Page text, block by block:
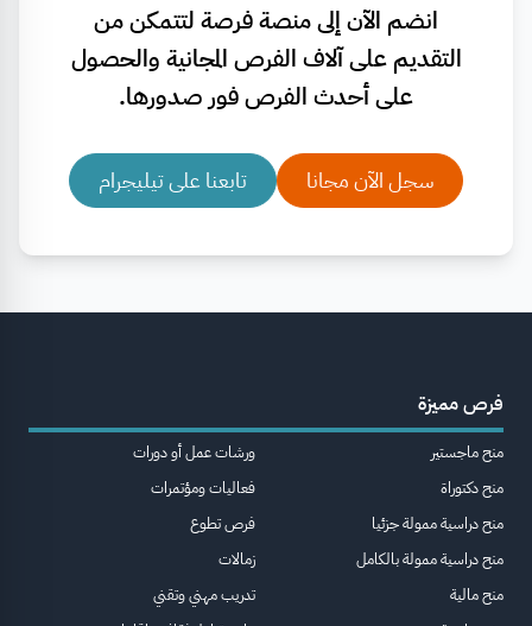
انضم الآن إلى منصة فرصة لتتمكن من
التقديم على آلاف الفرص المجانية والحصول
على أحدث الفرص فور صدورها.
سجل الآن مجانا تابعنا على تيليجرام
فرص مميزة
منح ماجستير
منح دكتوراة
منح دراسية ممولة جزئيا
منح دراسية ممولة بالكامل
منح مالية
ورشات عمل أو دورات
فعاليات ومؤتمرات
فرص تطوع
زمالات
تدريب مهني وتقني